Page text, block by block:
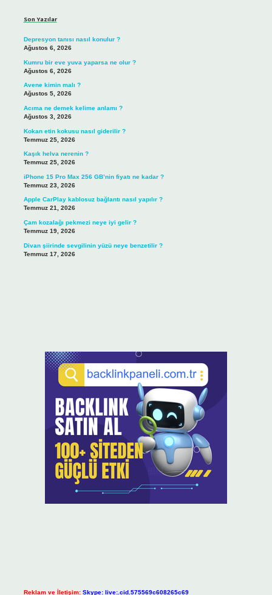
Son Yazılar
Depresyon tanısı nasıl konulur ?
Ağustos 6, 2026
Kumru bir eve yuva yaparsa ne olur ?
Ağustos 6, 2026
Avene kimin malı ?
Ağustos 5, 2026
Acıma ne demek kelime anlamı ?
Ağustos 3, 2026
Kokan etin kokusu nasıl giderilir ?
Temmuz 25, 2026
Kaşık helva nerenin ?
Temmuz 25, 2026
iPhone 15 Pro Max 256 GB’nin fiyatı ne kadar ?
Temmuz 23, 2026
Apple CarPlay kablosuz bağlantı nasıl yapılır ?
Temmuz 21, 2026
Çam kozalağı pekmezi neye iyi gelir ?
Temmuz 19, 2026
Divan şiirinde sevgilinin yüzü neye benzetilir ?
Temmuz 17, 2026
Reklam ve İletişim: Skype: live:.cid.575569c608265c69